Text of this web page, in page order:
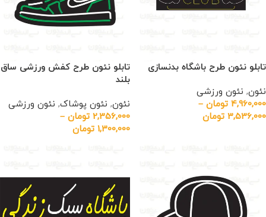
تابلو نئون طرح باشگاه بدنسازی
نئون, نئون ورزشی
4,960,000 تومان –
3,536,000 تومان
تابلو نئون طرح کفش ورزشی ساق
بلند
نئون, نئون پوشاک, نئون ورزشی
2,356,000 تومان –
1,300,000 تومان